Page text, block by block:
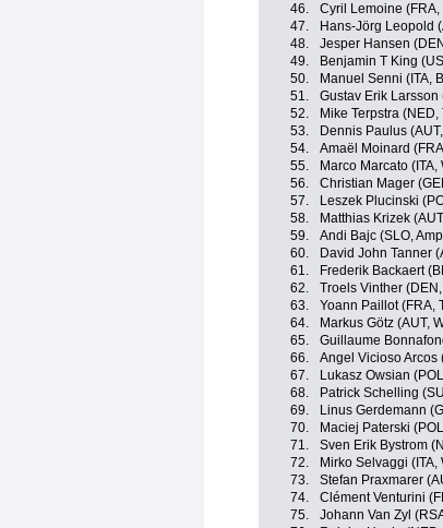
46.
Cyril Lemoine
47.
Hans-Jörg Leopold
48.
Jesper Hansen
49.
Benjamin T King
50.
Manuel Senni (ITA,
51.
Gustav Erik
52.
Mike Terpstra
53.
Dennis Paulus
54.
Amaël Moinard
55.
Marco Marcato
56.
Christian Mager
57.
Leszek Plucinski
58.
Matthias Krizek
59.
Andi Bajc (SLO,
60.
David John Tanner
61.
Frederik Backaert
62.
Troels Vinther
63.
Yoann Paillot (FRA,
64.
Markus Götz (AUT,
65.
Guillaume
66.
Angel Vicioso Arcos
67.
Lukasz Owsian
68.
Patrick Schelling
69.
Linus Gerdemann
70.
Maciej Paterski
71.
Sven Erik Bystrom
72.
Mirko Selvaggi
73.
Stefan Praxmarer
74.
Clément Venturini
75.
Johann Van Zyl